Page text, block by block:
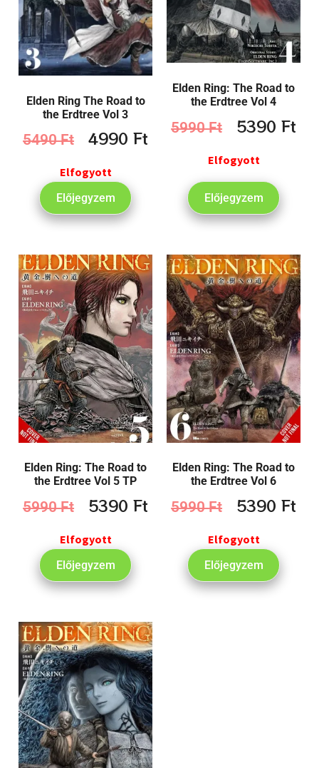
Elden Ring The Road to
the Erdtree Vol 3
5490Ft 4990 Ft
Elfogyott
Előjegyzem
Elden Ring: The Road to
the Erdtree Vol 4
5990Ft 5390 Ft
Elfogyott
Előjegyzem
Elden Ring: The Road to
the Erdtree Vol 5 TP
5990Ft 5390 Ft
Elfogyott
Előjegyzem
Elden Ring: The Road to
the Erdtree Vol 6
5990Ft 5390 Ft
Elfogyott
Előjegyzem